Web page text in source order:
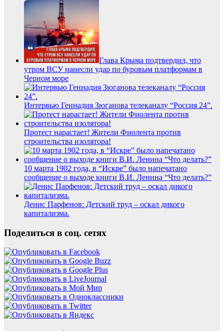
Глава Крыма подтвердил, что
утром ВСУ нанесли удар по буровым платформам в
Черном море
Интервью Геннадия Зюганова телеканалу “Россия 24”.
Протест нарастает! Жители Фиолента против
строительства изолятора!
10 марта 1902 года, в “Искре” было напечатано
сообщение о выходе книги В.И. Ленина “Что делать?”
Денис Парфенов: Детский труд – оскал дикого
капитализма.
Поделиться в соц. сетях